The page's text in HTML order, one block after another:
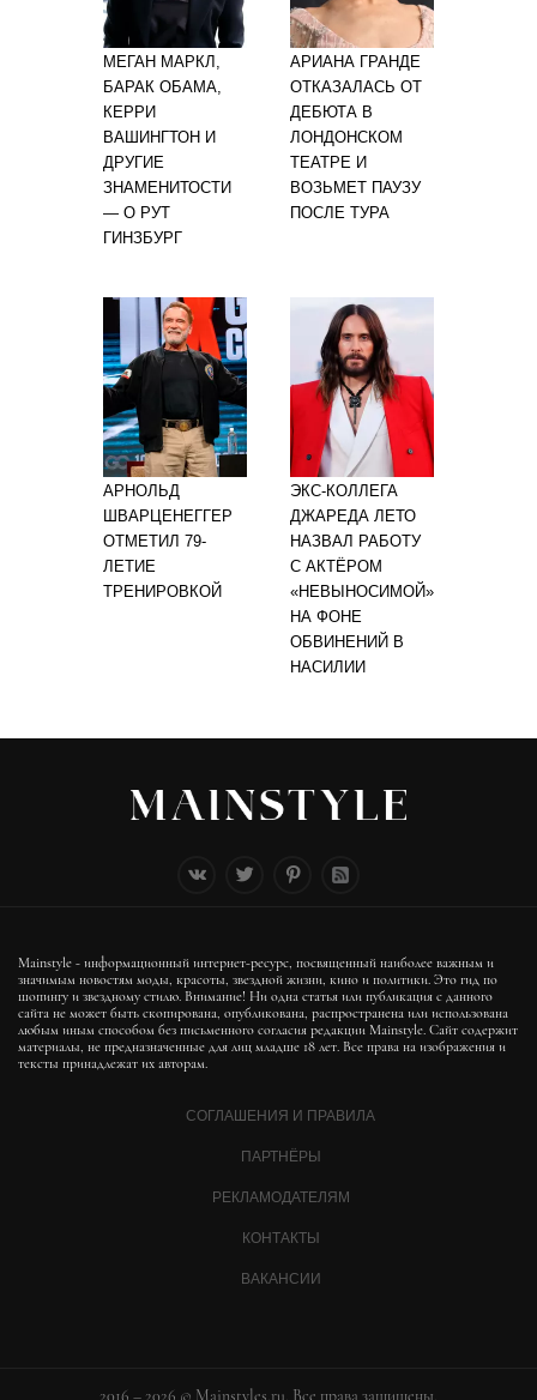
МЕГАН МАРКЛ,
БАРАК ОБАМА,
КЕРРИ
ВАШИНГТОН И
ДРУГИЕ
ЗНАМЕНИТОСТИ
— О РУТ
ГИНЗБУРГ
АРИАНА ГРАНДЕ
ОТКАЗАЛАСЬ ОТ
ДЕБЮТА В
ЛОНДОНСКОМ
ТЕАТРЕ И
ВОЗЬМЕТ ПАУЗУ
ПОСЛЕ ТУРА
АРНОЛЬД
ШВАРЦЕНЕГГЕР
ОТМЕТИЛ 79-
ЛЕТИЕ
ТРЕНИРОВКОЙ
ЭКС-КОЛЛЕГА
ДЖАРЕДА ЛЕТО
НАЗВАЛ РАБОТУ
С АКТЁРОМ
«НЕВЫНОСИМОЙ»
НА ФОНЕ
ОБВИНЕНИЙ В
НАСИЛИИ
Mainstyle - информационный интернет-ресурс, посвященный наиболее важным и
значимым новостям моды, красоты, звездной жизни, кино и политики. Это гид по
шопингу и звездному стилю. Внимание! Ни одна статья или публикация с данного
сайта не может быть скопирована, опубликована, распространена или использована
любым иным способом без письменного согласия редакции Mainstyle. Сайт содержит
материалы, не предназначенные для лиц младше 18 лет. Все права на изображения и
тексты принадлежат их авторам.
СОГЛАШЕНИЯ И ПРАВИЛА
ПАРТНЁРЫ
РЕКЛАМОДАТЕЛЯМ
КОНТАКТЫ
ВАКАНСИИ
2016 – 2026 © Mainstyles.ru. Все права защищены.